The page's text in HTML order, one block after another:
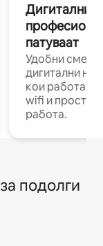
Дигитални
патуваат
Удобни
дигитални
кои работат
wifi и
работа.
подолги